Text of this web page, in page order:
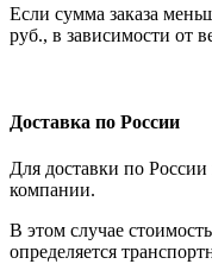
Если сумма заказа
руб., в зависимости от
Доставка по России
Для доставки по
компании.
В этом случае
определяется